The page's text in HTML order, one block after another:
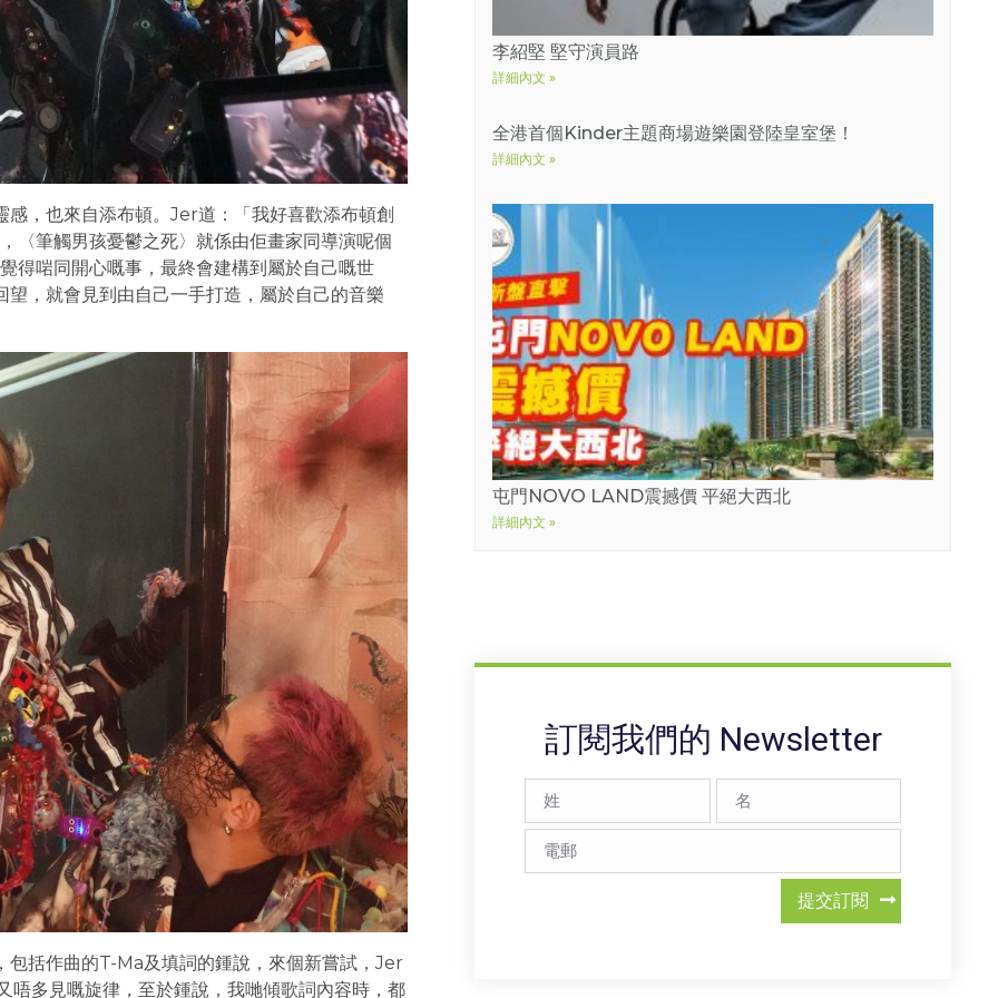
，也來自添布頓。Jer道：「我好喜歡添布頓創
〈筆觸男孩憂鬱之死〉就係由佢畫家同導演呢個
得啱同開心嘅事，最終會建構到屬於自己嘅世
，就會見到由自己一手打造，屬於自己的音樂
括作曲的T-Ma及填詞的鍾說，來個新嘗試，Jer
多見嘅旋律，至於鍾說，我哋傾歌詞內容時，都
李紹堅 堅守演員路
詳細內文 »
全港首個Kinder主題商場遊樂園登陸皇室堡！
詳細內文 »
屯門NOVO LAND震撼價 平絕大西北
詳細內文 »
訂閱我們的 Newsletter
提交訂閱